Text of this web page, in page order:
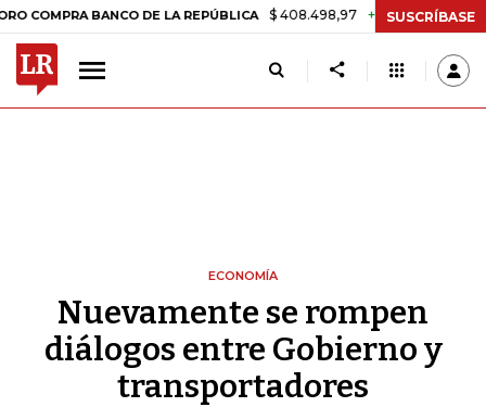
BANCO DE LA REPÚBLICA $ 408.498,97 +$ 8.753,81 +2,19%
SUSCRÍBASE
ECONOMÍA
Nuevamente se rompen
diálogos entre Gobierno y
transportadores